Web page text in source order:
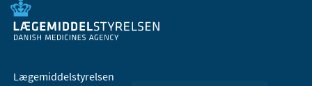
Lægemiddelstyrelsen